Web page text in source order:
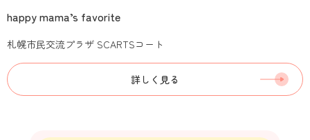
happy mama’s favorite
札幌市民交流プラザ SCARTSコート
詳しく見る